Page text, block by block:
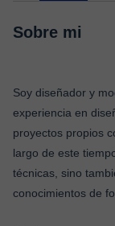
Sobre mi
Soy diseñador y
experiencia en
proyectos propios
largo de este
técnicas, sino
conocimientos de